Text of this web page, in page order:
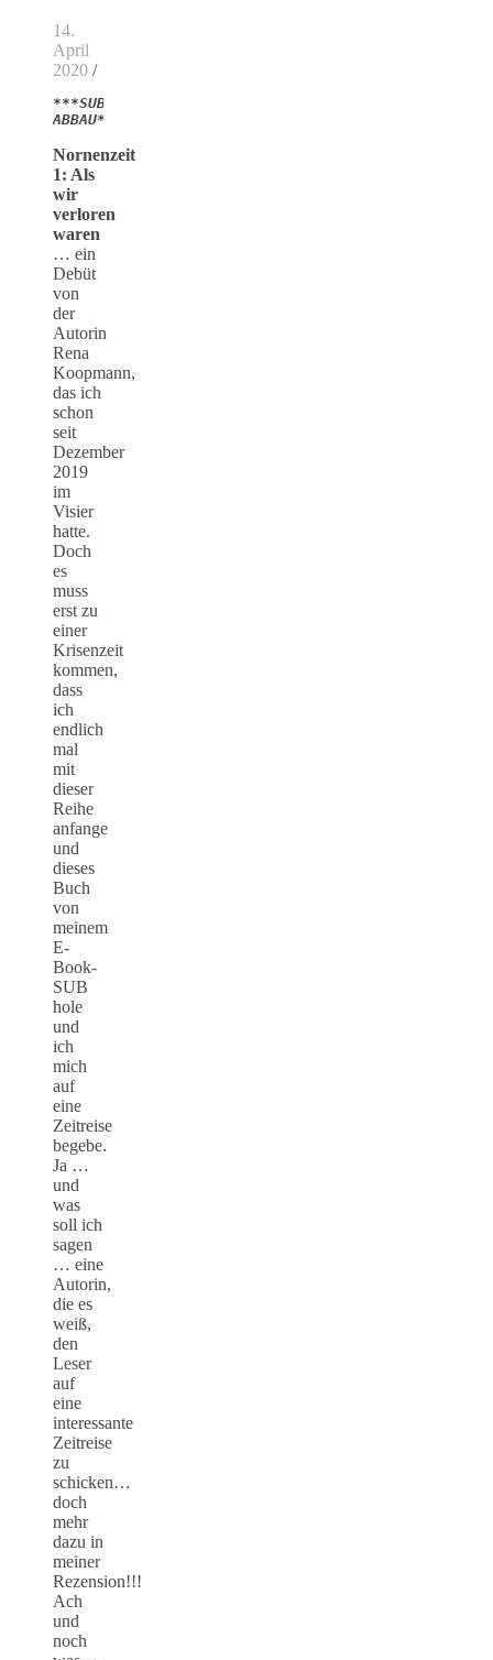
14.
April
2020 /
***SUB-
ABBAU***
Nornenzeit
1: Als
wir
verloren
waren
… ein
Debüt
von
der
Autorin
Rena
Koopmann,
das ich
schon
seit
Dezember
2019
im
Visier
hatte.
Doch
es
muss
erst zu
einer
Krisenzeit
kommen,
dass
ich
endlich
mal
mit
dieser
Reihe
anfange
und
dieses
Buch
von
meinem
E-
Book-
SUB
hole
und
ich
mich
auf
eine
Zeitreise
begebe.
Ja …
und
was
soll ich
sagen
… eine
Autorin,
die es
weiß,
den
Leser
auf
eine
interessante
Zeitreise
zu
schicken…
doch
mehr
dazu in
meiner
Rezension!!!
Ach
und
noch